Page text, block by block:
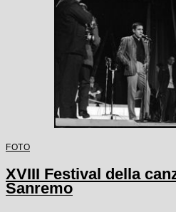
FOTO
XVIII Festival della
Sanremo